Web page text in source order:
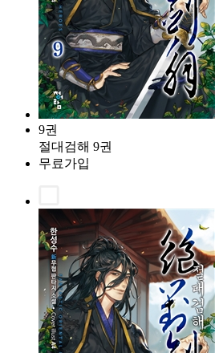
9권
절대검해 9권
무료가입